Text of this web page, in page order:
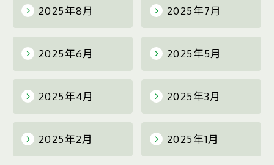
2025年8月 2025年7月
2025年6月 2025年5月
2025年4月 2025年3月
2025年2月 2025年1月